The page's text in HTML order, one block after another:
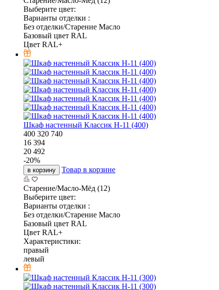
Выберите цвет:
Варианты отделки :
Без отделки/Старение Масло
Базовый цвет RAL
Цвет RAL+
Шкаф настенный Классик Н-11 (400)
400 320 740
16 394
20 492
-20%
в корзину Товар в корзине
Старение/Масло-Мёд (12)
Выберите цвет:
Варианты отделки :
Без отделки/Старение Масло
Базовый цвет RAL
Цвет RAL+
Характеристики:
правый
левый